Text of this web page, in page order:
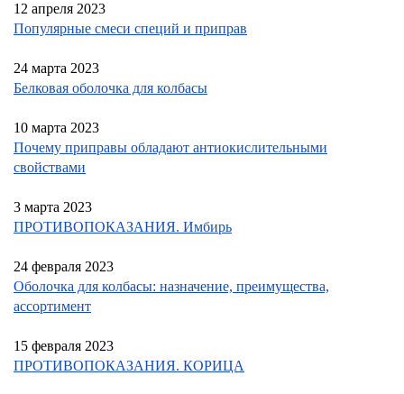
12 апреля 2023
Популярные смеси специй и приправ
24 марта 2023
Белковая оболочка для колбасы
10 марта 2023
Почему приправы обладают антиокислительными
свойствами
3 марта 2023
ПРОТИВОПОКАЗАНИЯ. Имбирь
24 февраля 2023
Оболочка для колбасы: назначение, преимущества,
ассортимент
15 февраля 2023
ПРОТИВОПОКАЗАНИЯ. КОРИЦА